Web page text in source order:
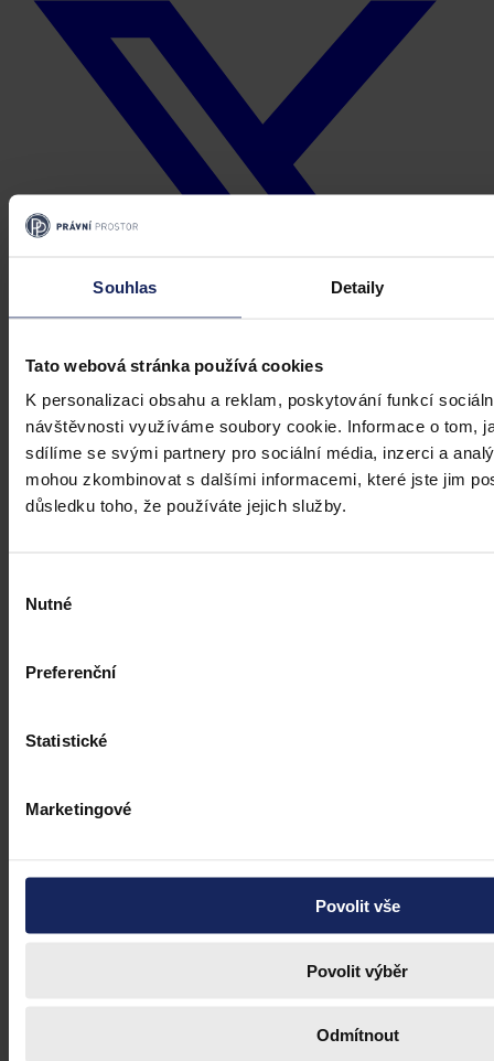
Souhlas Detaily
Tato webová stránka používá cookies
K personalizaci obsahu a reklam, poskytování funkcí
návštěvnosti využíváme soubory cookie. Informace o tom,
sdílíme se svými partnery pro sociální média, inzerci a
mohou zkombinovat s dalšími informacemi, které jste jim
důsledku toho, že používáte jejich služby.
souhlasu
Nutné
Preferenční
Statistické
Marketingové
Povolit vše
Povolit výběr
Odmítnout
převod akcií